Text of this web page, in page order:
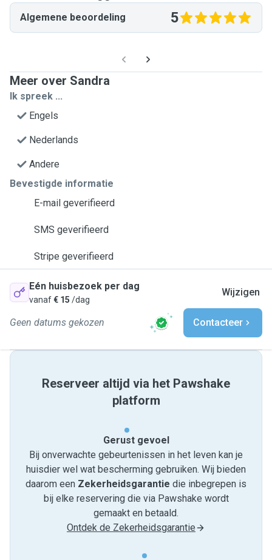
Algemene beoordeling 5
Meer over Sandra
Ik spreek ...
Engels
Nederlands
Andere
Bevestigde informatie
E-mail geverifieerd
SMS geverifieerd
Stripe geverifieerd
Eén huisbezoek per dag
vanaf€ 15 /dag
Wijzigen
Geen datums gekozen Contacteer
Reserveer altijd via het Pawshake
platform
Gerust gevoel
Bij onverwachte gebeurtenissen in het leven kan je
huisdier wel wat bescherming gebruiken. Wij bieden
daarom een Zekerheidsgarantie die inbegrepen is
bij elke reservering die via Pawshake wordt
gemaakt en betaald.
Ontdek de Zekerheidsgarantie